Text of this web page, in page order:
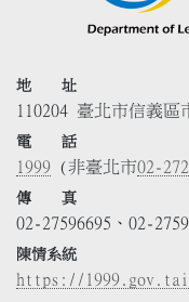
地 址
110204 臺北市信義區
電 話
1999 (非臺北市02-
傳 真
02-27596695、02-
陳情系統
https://